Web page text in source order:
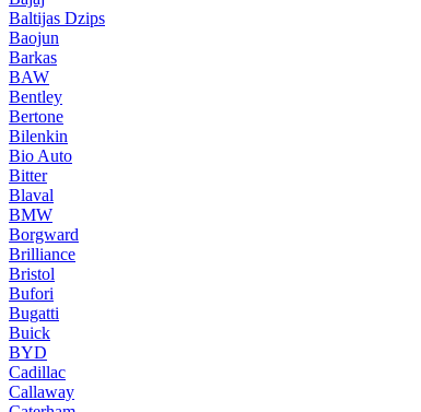
Baltijas Dzips
Baojun
Barkas
BAW
Bentley
Bertone
Bilenkin
Bio Auto
Bitter
Blaval
BMW
Borgward
Brilliance
Bristol
Bufori
Bugatti
Buick
BYD
Cadillac
Callaway